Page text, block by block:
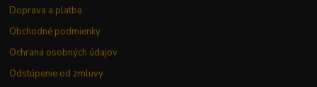
Doprava a platba
Obchodné podmienky
Ochrana osobných údajov
Odstúpenie od zmluvy